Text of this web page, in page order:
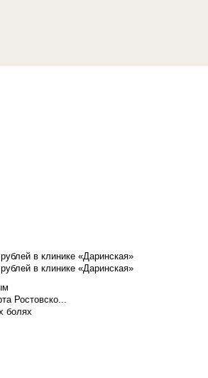
в клинике «Даринская»
в клинике «Даринская»
Ростовско...
болях